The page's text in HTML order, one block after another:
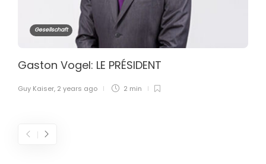
Gesellschaft
Gaston Vogel: LE PRÉSIDENT
Guy Kaiser, 2 years ago 2 min